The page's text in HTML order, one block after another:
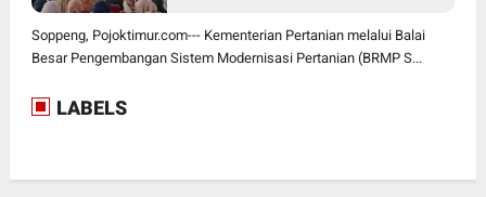
Soppeng, Pojoktimur.com--- Kementerian Pertanian melalui Balai
Besar Pengembangan Sistem Modernisasi Pertanian (BRMP S...
LABELS